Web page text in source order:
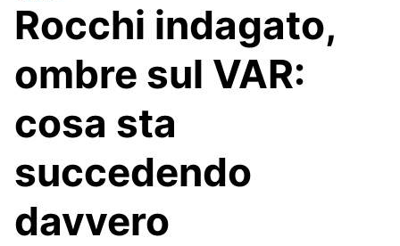
Rocchi indagato,
ombre sul VAR:
cosa sta
succedendo
davvero